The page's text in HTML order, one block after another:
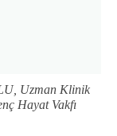
Uzman Klinik
Hayat Vakfı